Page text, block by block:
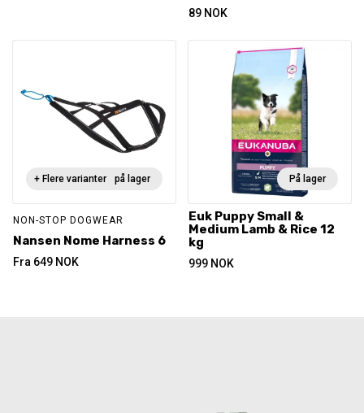
89 NOK
Ikke på lager
+ Flere varianter
NON-STOP DOGWEAR
Nansen Nome Harness 6
Fra 649 NOK
På lager
Euk Puppy Small &
Medium Lamb & Rice 12
kg
999 NOK